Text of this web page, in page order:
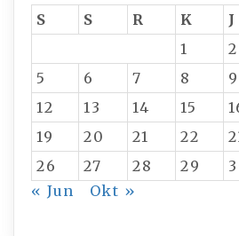
S
S R K J
1
2
5
6 7 8 9
12
13 14 15
19
20 21 22
26
27 28 29
« Jun
Okt »